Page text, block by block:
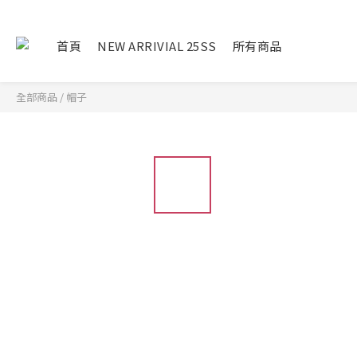
首頁 NEW ARRIVIAL 25SS 所有商品
全部商品 / 帽子